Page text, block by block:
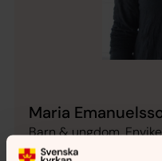
Maria
Barn & ungdom,
Sundborns pastorat